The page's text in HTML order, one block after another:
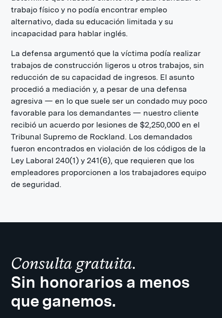
trabajo físico y no podía encontrar empleo
alternativo, dada su educación limitada y su
incapacidad para hablar inglés.
La defensa argumentó que la víctima podía realizar
trabajos de construcción ligeros u otros trabajos, sin
reducción de su capacidad de ingresos. El asunto
procedió a mediación y, a pesar de una defensa
agresiva — en lo que suele ser un condado muy poco
favorable para los demandantes — nuestro cliente
recibió un acuerdo por lesiones de $2,250,000 en el
Tribunal Supremo de Rockland. Los demandados
fueron encontrados en violación de los códigos de la
Ley Laboral 240(1) y 241(6), que requieren que los
empleadores proporcionen a los trabajadores equipo
de seguridad.
Consulta gratuita.
Sin honorarios a menos
que ganemos.